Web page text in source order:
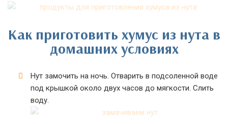
Как приготовить хумус из нута в
домашних условиях
Нут замочить на ночь. Отварить в подсоленной воде
под крышкой около двух часов до мягкости. Слить
воду.